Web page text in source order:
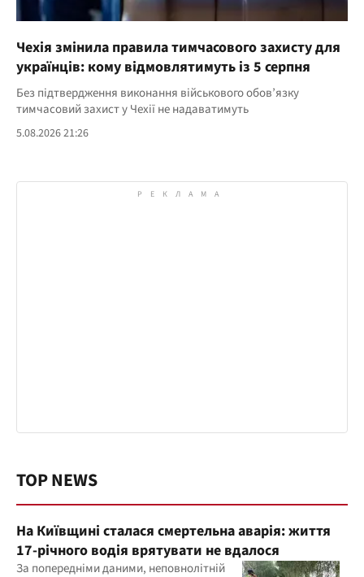
Чехія змінила правила тимчасового захисту для
українців: кому відмовлятимуть із 5 серпня
Без підтвердження виконання військового обов’язку
тимчасовий захист у Чехії не надаватимуть
5.08.2026 21:26
TOP NEWS
На Київщині сталася смертельна аварія: життя
17-річного водія врятувати не вдалося
За попередніми даними, неповнолітній